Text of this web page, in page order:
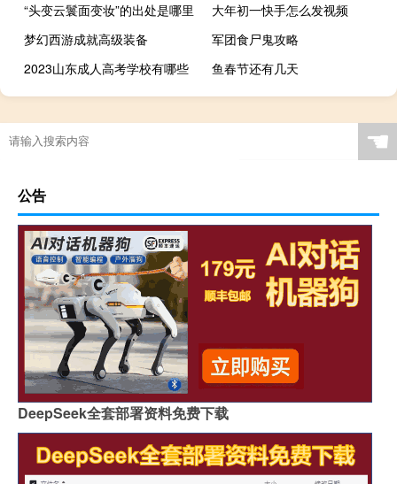
“头变云鬟面变妆”的出处是哪里
大年初一快手怎么发视频
梦幻西游成就高级装备
军团食尸鬼攻略
2023山东成人高考学校有哪些
鱼春节还有几天
☚
公告
DeepSeek全套部署资料免费下载